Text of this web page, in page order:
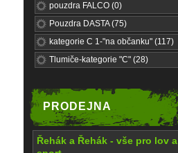
pouzdra FALCO (0)
Pouzdra DASTA (75)
kategorie C 1-"na občanku" (117)
Tlumiče-kategorie "C" (28)
PRODEJNA
Řehák a Řehák - vše pro lov a